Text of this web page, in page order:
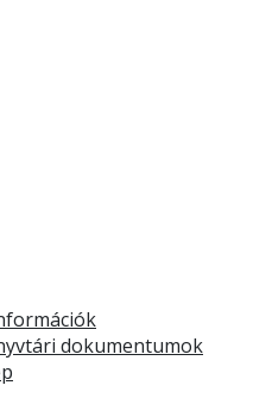
dokumentumok